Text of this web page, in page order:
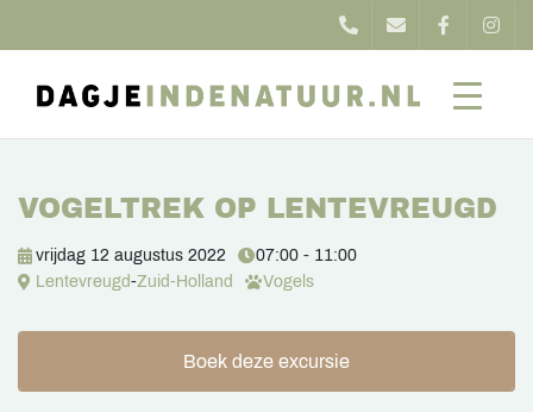
VOGELTREK OP LENTEVREUGD
vrijdag 12 augustus 2022
07:00 - 11:00
Lentevreugd-Zuid-Holland Vogels
Boek deze excursie